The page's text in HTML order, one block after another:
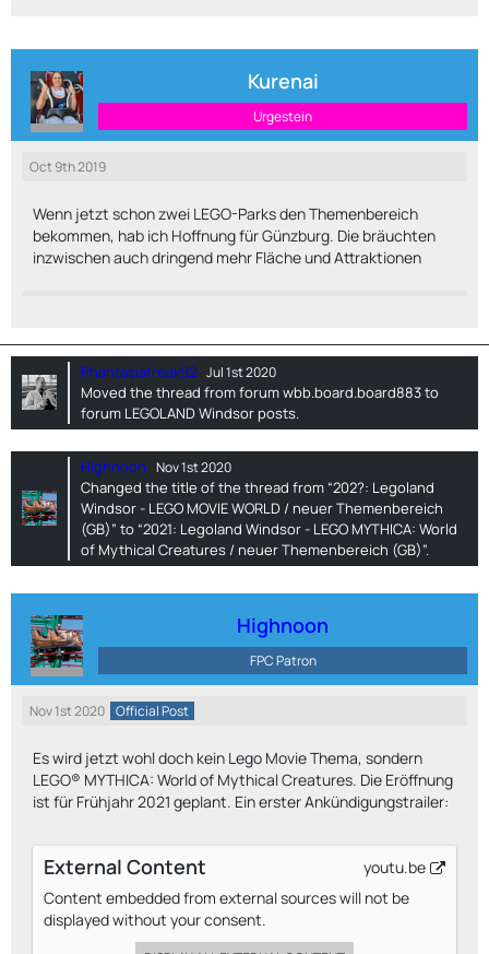
Kurenai
Urgestein
Oct 9th 2019
Wenn jetzt schon zwei LEGO-Parks den Themenbereich
bekommen, hab ich Hoffnung für Günzburg. Die bräuchten
inzwischen auch dringend mehr Fläche und Attraktionen
Phantasiafreak92 Jul 1st 2020
Moved the thread from forumwbb.board.board883to
forum LEGOLAND Windsor posts.
Highnoon Nov 1st 2020
Changed the title of the thread from “202?: Legoland
Windsor - LEGO MOVIE WORLD / neuer Themenbereich
(GB)” to “2021: Legoland Windsor - LEGO MYTHICA: World
of Mythical Creatures / neuer Themenbereich (GB)”.
Highnoon
FPC Patron
Nov 1st 2020 Official Post
Es wird jetzt wohl doch kein Lego Movie Thema, sondern
LEGO® MYTHICA: World of Mythical Creatures. Die Eröffnung
ist für Frühjahr 2021 geplant. Ein erster Ankündigungstrailer:
External Content
youtu.be
Content embedded from external sources will not be
displayed without your consent.